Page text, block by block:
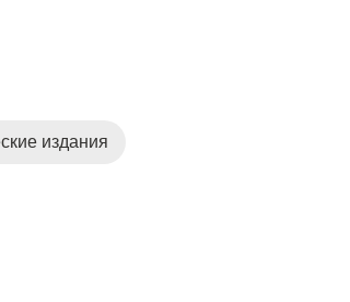
издания